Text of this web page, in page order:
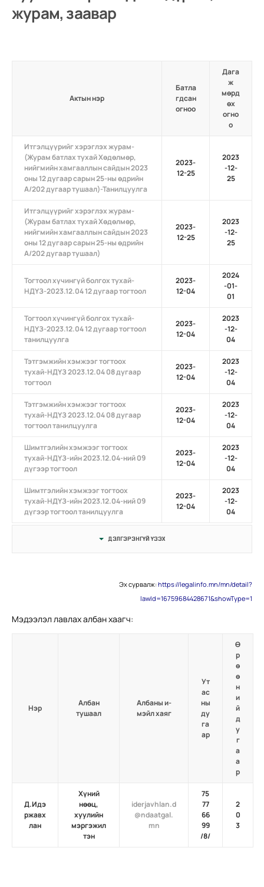
журам, заавар
Актын нэр
Батла
гдсан
огноо
Дага
ж
мөрд
өх
огно
о
Итгэлцүүрийг хэрэглэх журам-
(Журам батлах тухай Хөдөлмөр,
нийгмийн хамгааллын сайдын 2023
оны 12 дугаар сарын 25-ны өдрийн
А/202 дугаар тушаал)-Танилцуулга
2023-
12-25
2023
-12-
25
Итгэлцүүрийг хэрэглэх журам-
(Журам батлах тухай Хөдөлмөр,
нийгмийн хамгааллын сайдын 2023
оны 12 дугаар сарын 25-ны өдрийн
А/202 дугаар тушаал)
2023-
12-25
2023
-12-
25
Тогтоол хүчингүй болгох тухай-
НДҮЗ-2023.12.04 12 дугаар тогтоол
2023-
12-04
2024
-01-
01
Тогтоол хүчингүй болгох тухай-
НДҮЗ-2023.12.04 12 дугаар тогтоол
танилцуулга
2023-
12-04
2023
-12-
04
Тэтгэмжийн хэмжээг тогтоох
тухай-НДҮЗ 2023.12.04 08 дугаар
тогтоол
2023-
12-04
2023
-12-
04
Тэтгэмжийн хэмжээг тогтоох
тухай-НДҮЗ 2023.12.04 08 дугаар
тогтоол танилцуулга
2023-
12-04
2023
-12-
04
Шимтгэлийн хэмжээг тогтоох
тухай-НДҮЗ-ийн 2023.12.04-ний 09
дүгээр тогтоол
2023-
12-04
2023
-12-
04
Шимтгэлийн хэмжээг тогтоох
тухай-НДҮЗ-ийн 2023.12.04-ний 09
дүгээр тогтоол танилцуулга
2023-
12-04
2023
-12-
04
ДЭЛГЭРЭНГҮЙ ҮЗЭХ
Эх сурвалж:https://legalinfo.mn/mn/detail?
lawId=16759684428671&showType=1
Мэдээлэл лавлах албан хаагч:
Нэр
Албан
тушаал
Албаны и-
мэйл хаяг
Ут
ас
ны
ду
га
ар
Ө
р
ө
ө
н
и
й
д
у
г
а
а
р
Д.Идэ
ржавх
лан
Хүний
нөөц,
хуулийн
мэргэжил
тэн
iderjavhlan.d
@ndaatgal.
mn
75
77
66
99
/8/
2
0
3